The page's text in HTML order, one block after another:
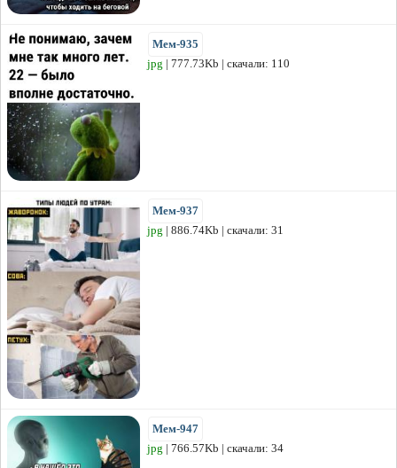
Мем-935
jpg | 777.73Kb | скачали: 110
Мем-937
jpg | 886.74Kb | скачали: 31
Мем-947
jpg | 766.57Kb | скачали: 34